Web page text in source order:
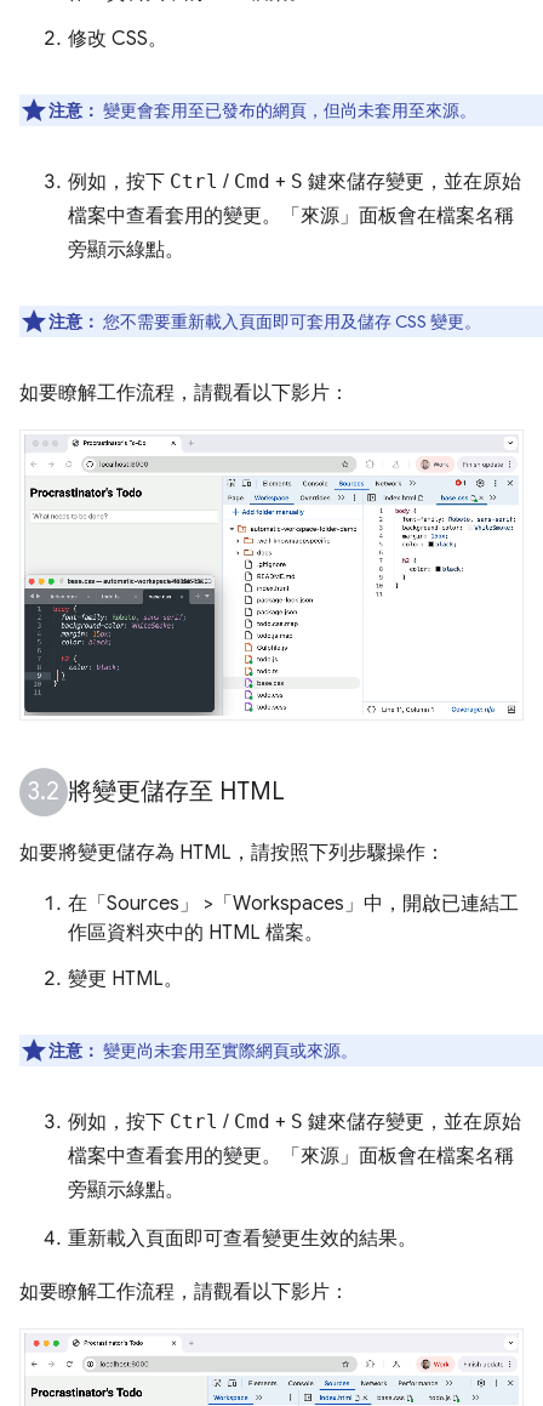
修改 CSS。
注意： 變更會套用至已發布的網頁，但尚未套用至來源。
例如，按下 Ctrl / Cmd + S 鍵來儲存變更，並在原始
檔案中查看套用的變更。「來源」 面板會在檔案名稱
旁顯示綠點。
注意： 您不需要重新載入頁面即可套用及儲存 CSS 變更。
如要瞭解工作流程，請觀看以下影片：
將變更儲存至 HTML
如要將變更儲存為 HTML，請按照下列步驟操作：
在「Sources」 >「Workspaces」 中，開啟已連結工
作區資料夾中的 HTML 檔案。
變更 HTML。
注意： 變更尚未套用至實際網頁或來源。
例如，按下 Ctrl / Cmd + S 鍵來儲存變更，並在原始
檔案中查看套用的變更。「來源」 面板會在檔案名稱
旁顯示綠點。
重新載入頁面即可查看變更生效的結果。
如要瞭解工作流程，請觀看以下影片：